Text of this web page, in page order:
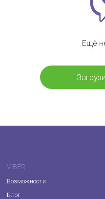
Ещё
VIBER
Возможности
Блог